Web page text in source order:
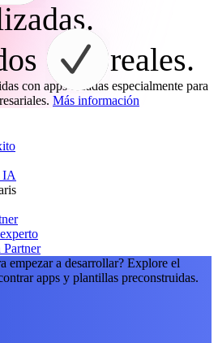
reales.
con apps creadas especialmente para
Más información
IA
Partner
empezar a desarrollar? Explore el
apps y plantillas preconstruidas.